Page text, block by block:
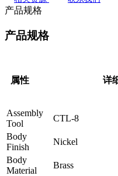
产品规格
产品规格
属性 详
Assembly
Tool
CTL-8
Body
Finish
Nickel
Body
Material
Brass